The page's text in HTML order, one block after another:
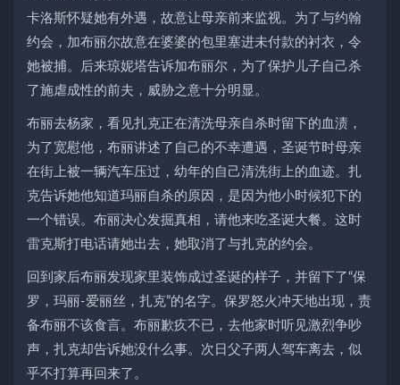
卡洛斯怀疑她有外遇，故意让母亲前来监视。为了与约翰
约会，加布丽尔故意在婆婆的包里塞进未付款的衬衣，令
她被捕。后来琼妮塔告诉加布丽尔，为了保护儿子自己杀
了施虐成性的前夫，威胁之意十分明显。
布丽去杨家，看见扎克正在清洗母亲自杀时留下的血渍，
为了宽慰他，布丽讲述了自己的不幸遭遇，圣诞节时母亲
在街上被一辆汽车压过，幼年的自己清洗街上的血迹。扎
克告诉她他知道玛丽自杀的原因，是因为他小时候犯下的
一个错误。布丽决心发掘真相，请他来吃圣诞大餐。这时
雷克斯打电话请她出去，她取消了与扎克的约会。
回到家后布丽发现家里装饰成过圣诞的样子，并留下了“保
罗，玛丽-爱丽丝，扎克”的名字。保罗怒火冲天地出现，责
备布丽不该食言。布丽歉疚不已，去他家时听见激烈争吵
声，扎克却告诉她没什么事。次日父子两人驾车离去，似
乎不打算再回来了。